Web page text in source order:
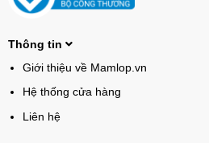
Thông tin
Giới thiệu về Mamlop.vn
Hệ thống cửa hàng
Liên hệ